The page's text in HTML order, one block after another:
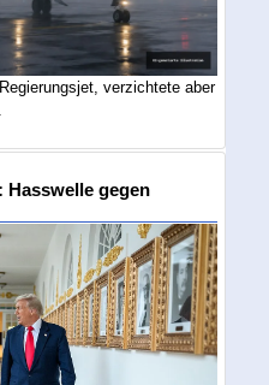
verzichtete aber
Hasswelle gegen